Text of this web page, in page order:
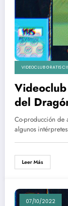
VIDEOCLUB GRATIS
del
Co-producción de
algunos
Leer Más
07/10/2022